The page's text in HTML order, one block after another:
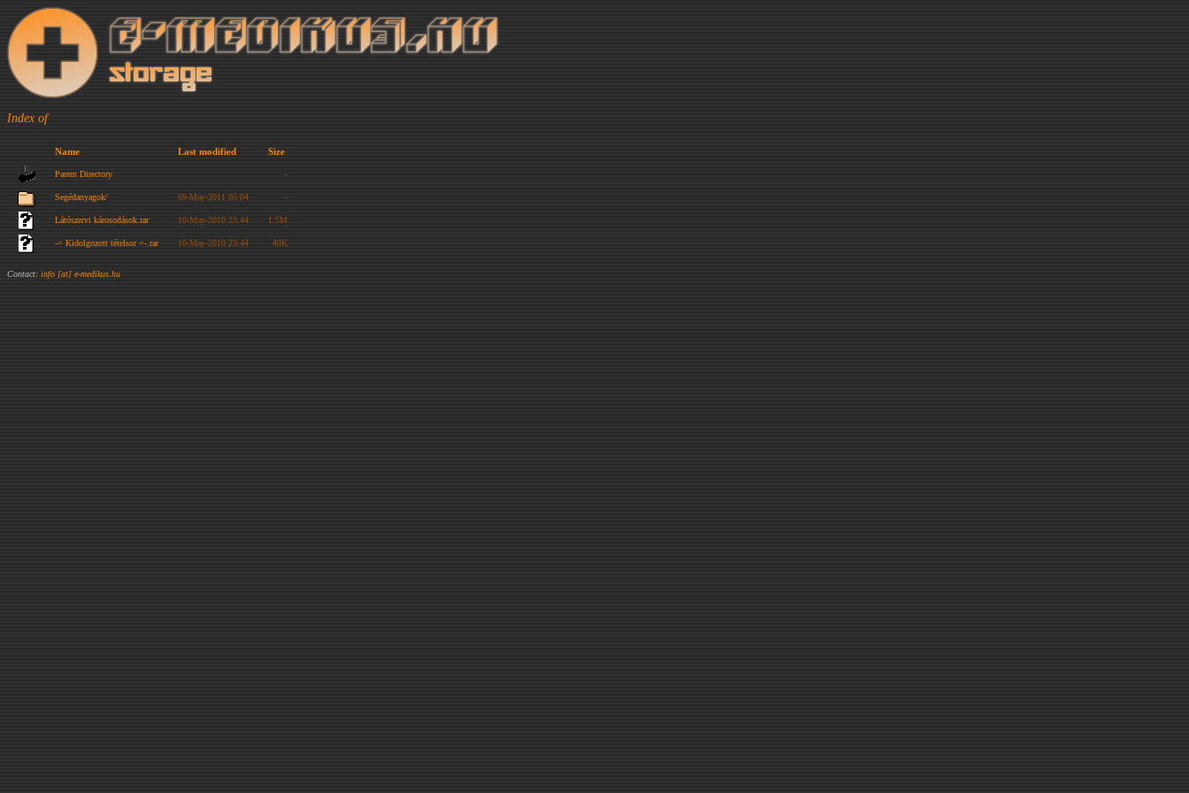
Index of
Name Last modified Size
Parent Directory -
Segédanyagok/ 09-May-2011 05:04 -
Látószervi károsodások.rar 10-May-2010 23:44 1.5M
-= Kidolgozott tételsor =-.rar 10-May-2010 23:44 40K
Contact: info [at] e-medikus.hu